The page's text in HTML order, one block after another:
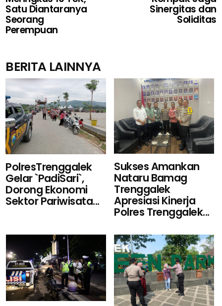
Satu Diantaranya
Seorang
Perempuan
Sinergitas dan
Soliditas
BERITA LAINNYA
PolresTrenggalek
Gelar `PadiSari`,
Dorong Ekonomi
Sektor Pariwisata...
Sukses Amankan
Nataru Bamag
Trenggalek
Apresiasi Kinerja
Polres Trenggalek...